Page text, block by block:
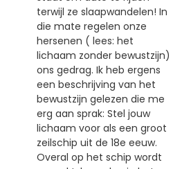
terwijl ze slaapwandelen! In
die mate regelen onze
hersenen ( lees: het
lichaam zonder bewustzijn)
ons gedrag. Ik heb ergens
een beschrijving van het
bewustzijn gelezen die me
erg aan sprak: Stel jouw
lichaam voor als een groot
zeilschip uit de 18e eeuw.
Overal op het schip wordt